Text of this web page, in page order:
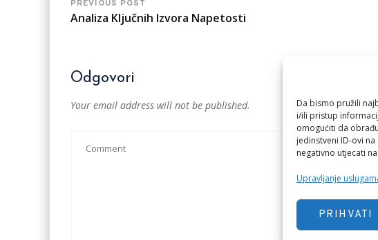
Da bismo pružili
i/ili pristup
omogućiti da
jedinstveni ID-ovi
negativno utjecati
Upravljanje
PRIHVATI
PREVIOUS POST
Analiza Ključnih Izvora Napetosti
Odgovori
Your email address will not be published.